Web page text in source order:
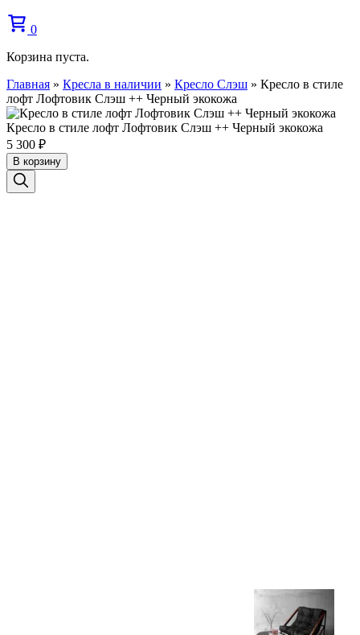
0
Корзина пуста.
Главная » Кресла в наличии » Кресло Слэш » Кресло в стиле
лофт Лофтовик Слэш ++ Черный экокожа
Кресло в стиле лофт Лофтовик Слэш ++ Черный экокожа
5 300 ₽
В корзину